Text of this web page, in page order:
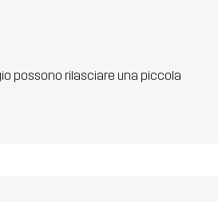
possono rilasciare una piccola